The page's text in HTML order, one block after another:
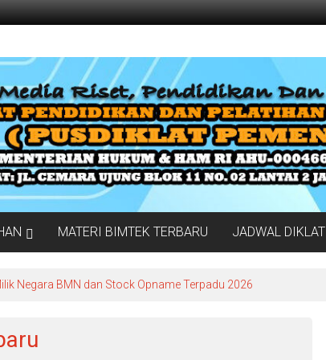
MATERI BIMTEK TERBARU JADWAL DIKLAT
Negara BMN dan Stock Opname Terpadu 2026